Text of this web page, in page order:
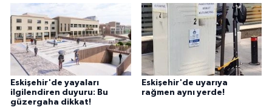
Eskişehir'de yayaları
ilgilendiren duyuru: Bu
güzergaha dikkat!
Eskişehir'de uyarıya
rağmen aynı yerde!